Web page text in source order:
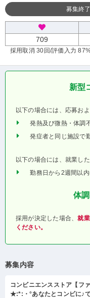
募集終了
709
採用取消 30回/評価入力
新型
以下の場合には、応募お
発熱及び微熱・体調
発症者と同じ施設で
以下の場合には、就業し
勤務日から2週間以
体
採用が決定した場合、就
ください。
募集内容
コンビニエンスストア【フ
★:*:・°あなたとコンビに♪